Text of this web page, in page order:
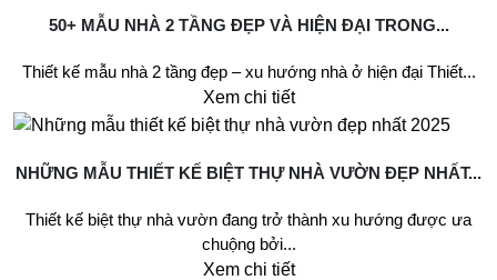
50+ MẪU NHÀ 2 TẦNG ĐẸP VÀ HIỆN ĐẠI TRONG...
Thiết kế mẫu nhà 2 tầng đẹp – xu hướng nhà ở hiện đại Thiết...
Xem chi tiết
NHỮNG MẪU THIẾT KẾ BIỆT THỰ NHÀ VƯỜN ĐẸP NHẤT...
Thiết kế biệt thự nhà vườn đang trở thành xu hướng được ưa
chuộng bởi...
Xem chi tiết